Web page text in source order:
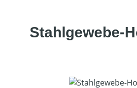
Stahlgewebe-
Bildergalerie überspringen